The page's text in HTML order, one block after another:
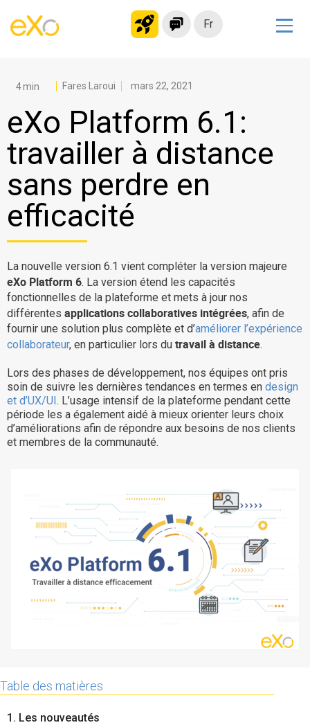
Fr
Intranet moderne
Plateforme collaborative
Réseau social
Hub de connaissances
Portail d’applications
Alternative à
Microsoft 365
Migrer vers eXo Platform
Produit
La Plateforme
Pourquoi eXo
Internationalisation
Mobile
No code
Intégrations
Sécurité
Open source
Offre Enterprise
Offre Professionnelle
A propos d’eXo
Centre de ressources
Fares Laroui mars 22, 2021
eXo Platform 6.1:
travailler à distance
sans perdre en
efficacité
La nouvelle version 6.1 vient compléter la version majeure
eXo Platform 6. La version étend les capacités
fonctionnelles de la plateforme et mets à jour nos
différentes applications collaboratives intégrées, afin de
fournir une solution plus complète et d’améliorer l’expérience
collaborateur, en particulier lors du travail à distance.
Lors des phases de développement, nos équipes ont pris
soin de suivre les dernières tendances en termes en design
et d’UX/UI. L’usage intensif de la plateforme pendant cette
période les a également aidé à mieux orienter leurs choix
d’améliorations afin de répondre aux besoins de nos clients
et membres de la communauté.
Table des matières
1. Les nouveautés